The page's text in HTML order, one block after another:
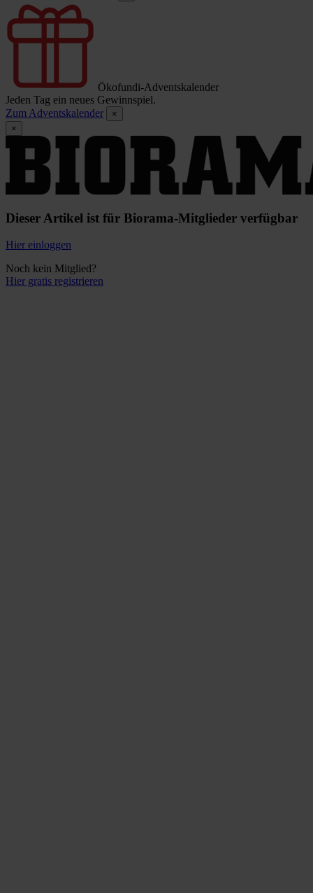
Ökofundi-Adventskalender
Jeden Tag ein neues Gewinnspiel.
Zum Adventskalender
×
×
Dieser Artikel ist für Biorama-Mitglieder verfügbar
Hier einloggen
Noch kein Mitglied?
Hier gratis registrieren